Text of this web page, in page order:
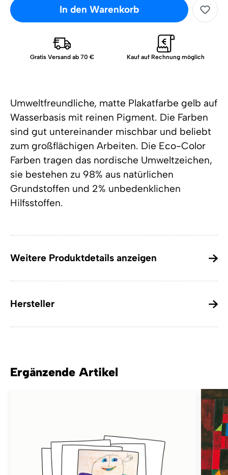
Umweltfreundliche, matte Plakatfarbe gelb auf
Wasserbasis mit reinen Pigment. Die Farben
sind gut untereinander mischbar und beliebt
zum großflächigen Arbeiten. Die Eco-Color
Farben tragen das nordische Umweltzeichen,
sie bestehen zu 98% aus natürlichen
Grundstoffen und 2% unbedenklichen
Hilfsstoffen.
Weitere Produktdetails anzeigen
Hersteller
In den Warenkorb
Gratis Versand ab 70 € Kauf auf Rechnung möglich
Ergänzende Artikel